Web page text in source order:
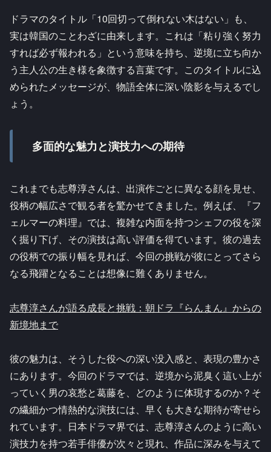
ドラマのタイトル「10回切って倒れない木はない」も、
実は韓国のことわざに由来します。これは「粘り強く努力
すれば必ず報われる」という意味を持ち、逆境に立ち向か
う主人公の生き様を象徴する言葉です。このタイトルに込
められたメッセージが、物語全体に深い陰影を与えるでし
ょう。
多面的な魅力と演技力への期待
これまでも志尊淳さんは、出演作ごとに異なる顔を見せ、
役柄の幅広さで観る者を驚かせてきました。例えば、『フ
ェルマーの料理』では、複雑な内面を持つシェフの役を深
く掘り下げ、その演技は高い評価を得ています。彼の過去
の役柄での振り幅を見れば、今回の挑戦が彼にとってさら
なる飛躍となることは想像に難くありません。
志尊淳さんが語る成長と挑戦：朝ドラ『らんまん』からの
新境地まで
彼の魅力は、そうした役への深い没入感と、表現の豊かさ
にあります。今回のドラマでは、逆境から泥臭く這い上が
っていく男の哀愁と葛藤を、どのように体現するのか？そ
の繊細かつ情熱的な演技には、早くも大きな期待が寄せら
れています。日本ドラマ界では、志尊淳さんのように高い
演技力を持つ若手俳優が次々と現れ、作品に深みを与えて